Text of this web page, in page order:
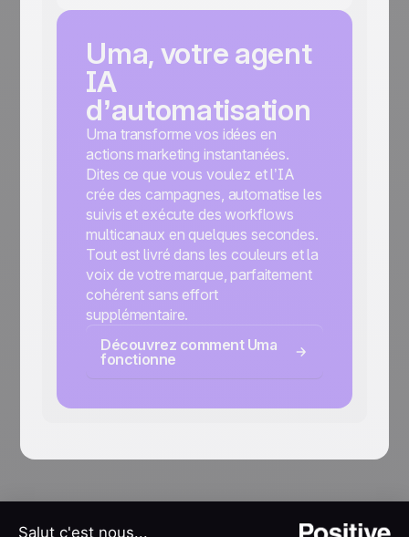
Uma, votre agent
IA
d’automatisation
Uma transforme vos idées en
actions marketing instantanées.
Dites ce que vous voulez et l’IA
crée des campagnes, automatise les
suivis et exécute des workflows
multicanaux en quelques secondes.
Tout est livré dans les couleurs et la
voix de votre marque, parfaitement
cohérent sans effort
supplémentaire.
Découvrez comment Uma
fonctionne